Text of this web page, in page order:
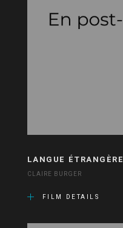
LANGUE ÉTRANGÈRE
CLAIRE BURGER
FILM DETAILS